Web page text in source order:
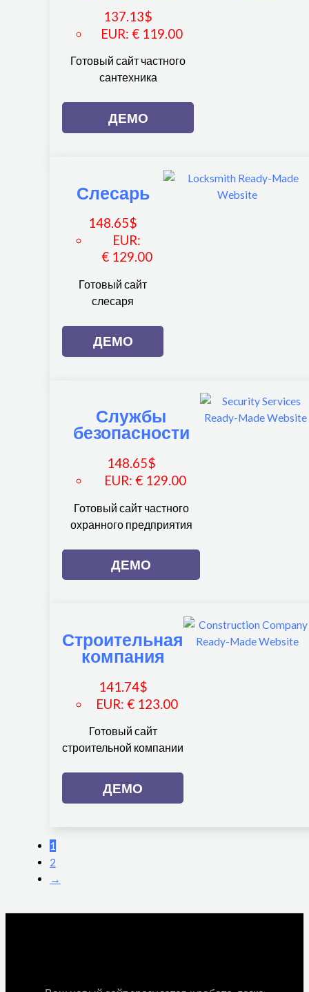
137.13$
EUR:€ 119.00
Готовый сайт частного
сантехника
ДЕМО
Слесарь
148.65$
EUR:
€ 129.00
Готовый сайт
слесаря
ДЕМО
Службы
безопасности
148.65$
EUR: € 129.00
Готовый сайт частного
охранного предприятия
ДЕМО
Строительная
компания
141.74$
EUR: € 123.00
Готовый сайт
строительной компании
ДЕМО
1
2
→